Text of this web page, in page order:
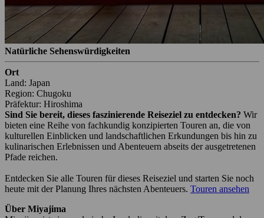
Natürliche Sehenswürdigkeiten
Ort
Land: Japan
Region: Chugoku
Präfektur: Hiroshima
Sind Sie bereit, dieses faszinierende Reiseziel zu entdecken? Wir
bieten eine Reihe von fachkundig konzipierten Touren an, die von
kulturellen Einblicken und landschaftlichen Erkundungen bis hin zu
kulinarischen Erlebnissen und Abenteuern abseits der ausgetretenen
Pfade reichen.
Entdecken Sie alle Touren für dieses Reiseziel und starten Sie noch
heute mit der Planung Ihres nächsten Abenteuers. Touren ansehen
Über Miyajima